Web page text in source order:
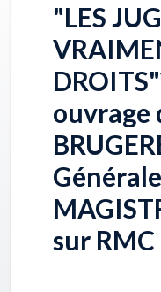
"LES
ouvrage
sur RMC